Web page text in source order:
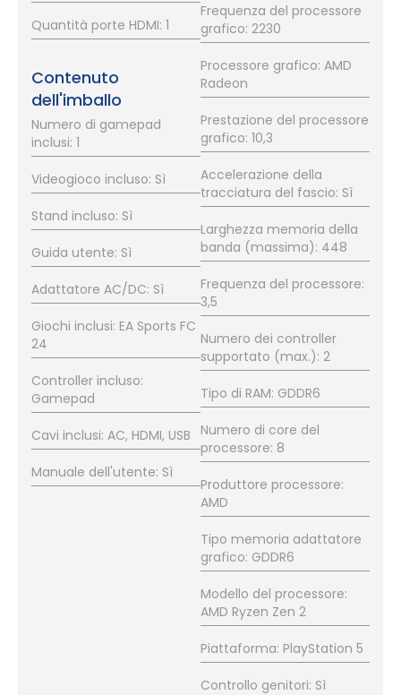
Quantità porte HDMI: 1
Contenuto
dell'imballo
Numero di gamepad
inclusi: 1
Videogioco incluso: Sì
Stand incluso: Sì
Guida utente: Sì
Adattatore AC/DC: Sì
Giochi inclusi: EA Sports FC
24
Controller incluso:
Gamepad
Cavi inclusi: AC, HDMI, USB
Manuale dell'utente: Sì
Frequenza del processore
grafico: 2230
Processore grafico: AMD
Radeon
Prestazione del processore
grafico: 10,3
Accelerazione della
tracciatura del fascio: Sì
Larghezza memoria della
banda (massima): 448
Frequenza del processore:
3,5
Numero dei controller
supportato (max.): 2
Tipo di RAM: GDDR6
Numero di core del
processore: 8
Produttore processore:
AMD
Tipo memoria adattatore
grafico: GDDR6
Modello del processore:
AMD Ryzen Zen 2
Piattaforma: PlayStation 5
Controllo genitori: Sì